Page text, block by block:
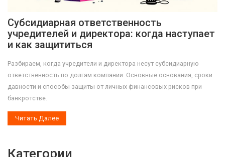
Субсидиарная ответственность
учредителей и директора: когда наступает
и как защититься
Разбираем, когда учредители и директора несут субсидиарную
ответственность по долгам компании. Основные основания, сроки
давности и способы защиты от личных финансовых рисков при
банкротстве.
Читать Далее
Категории